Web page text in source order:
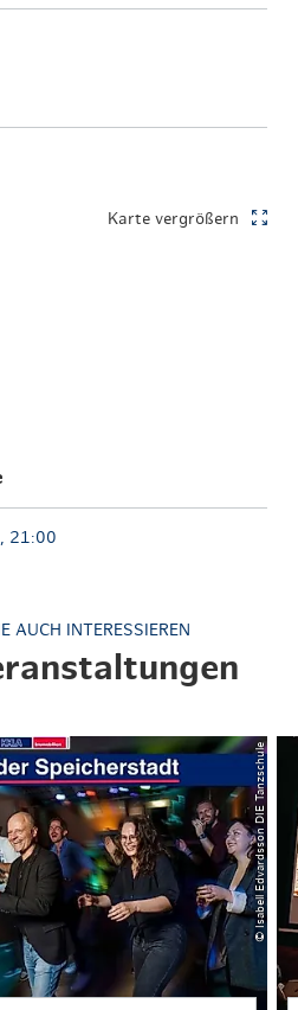
Karte vergrößern
21:00
AUCH INTERESSIEREN
© Isabell Edvardsson DIE Tanzschule